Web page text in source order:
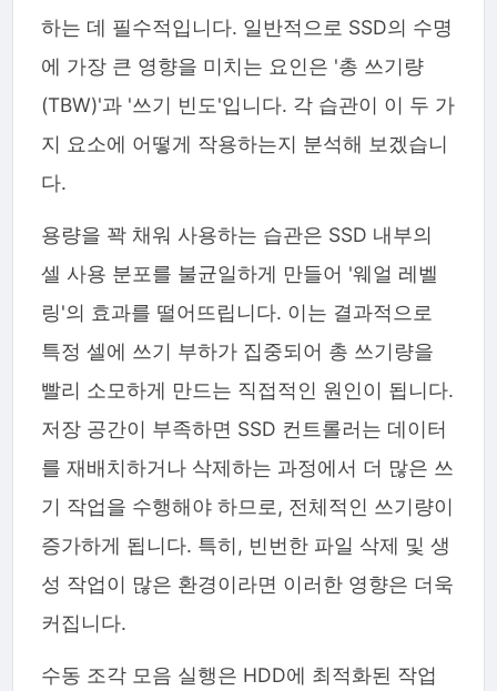
하는 데 필수적입니다. 일반적으로 SSD의 수명
에 가장 큰 영향을 미치는 요인은 '총 쓰기량
(TBW)'과 '쓰기 빈도'입니다. 각 습관이 이 두 가
지 요소에 어떻게 작용하는지 분석해 보겠습니
다.
용량을 꽉 채워 사용하는 습관은 SSD 내부의
셀 사용 분포를 불균일하게 만들어 '웨얼 레벨
링'의 효과를 떨어뜨립니다. 이는 결과적으로
특정 셀에 쓰기 부하가 집중되어 총 쓰기량을
빨리 소모하게 만드는 직접적인 원인이 됩니다.
저장 공간이 부족하면 SSD 컨트롤러는 데이터
를 재배치하거나 삭제하는 과정에서 더 많은 쓰
기 작업을 수행해야 하므로, 전체적인 쓰기량이
증가하게 됩니다. 특히, 빈번한 파일 삭제 및 생
성 작업이 많은 환경이라면 이러한 영향은 더욱
커집니다.
수동 조각 모음 실행은 HDD에 최적화된 작업